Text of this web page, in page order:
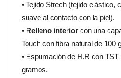
• Tejido Strech (tejido elástico,
suave al contacto con la piel).
• Relleno interior con una
Touch con fibra natural de 100
• Espumación de H.R con TST
gramos.